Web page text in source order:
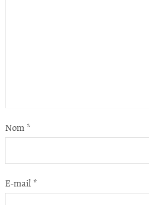
Nom *
E-mail *